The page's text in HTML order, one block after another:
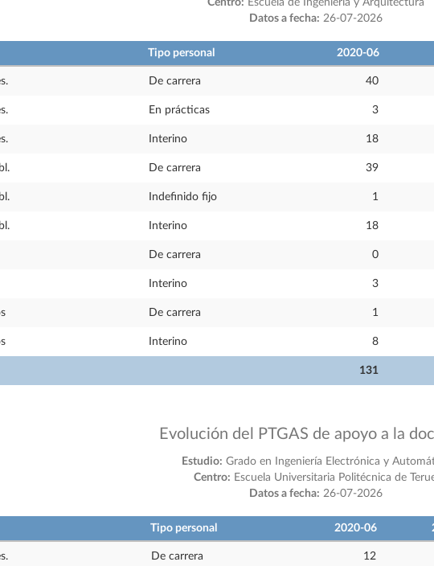
Centro: Escuela de Ingeniería y Arquitectura
Datos a fecha: 26-07-2026
Tipo personal 2020-06
De carrera 40
En prácticas 3
Interino 18
De carrera 39
Indefinido fijo 1
Interino 18
De carrera 0
Interino 3
De carrera 1
Interino 8
131
Evolución del PTGAS de apoyo a la
Estudio: Grado en Ingeniería Electrónica y
Centro: Escuela Universitaria Politécnica de
Datos a fecha: 26-07-2026
Tipo personal 2020-06
De carrera 12